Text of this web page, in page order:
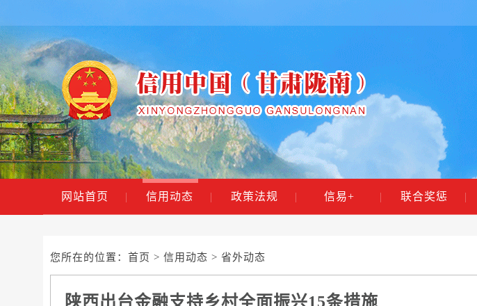
网站首页 | 信用动态 | 政策法规 | 信易+ | 联合奖惩 |
您所在的位置： 首页 > 信用动态 > 省外动态
陕西出台金融支持乡村全面振兴15条措施